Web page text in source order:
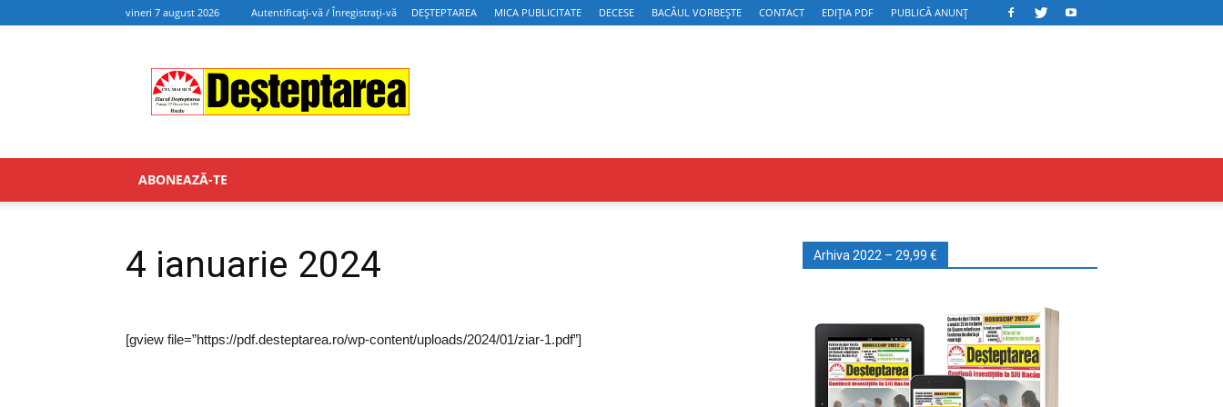
vineri 7 august 2026 Autentificați-vă / Înregistrați-vă DEȘTEPTAREA MICA PUBLICITATE DECESE BACĂUL VORBEȘTE CONTACT EDIȚIA PDF PUBLICĂ ANUNȚ
ABONEAZĂ-TE
4 ianuarie 2024
[gview file=”https://pdf.desteptarea.ro/wp-content/uploads/2024/01/ziar-1.pdf”]
Arhiva 2022 – 29,99 €